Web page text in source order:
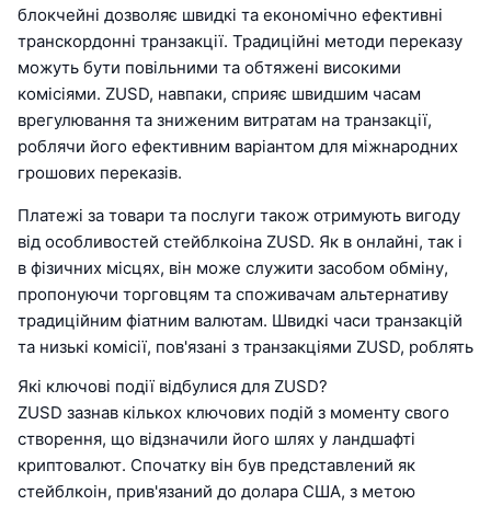
блокчейні дозволяє швидкі та економічно ефективні
транскордонні транзакції. Традиційні методи переказу
можуть бути повільними та обтяжені високими
комісіями. ZUSD, навпаки, сприяє швидшим часам
врегулювання та зниженим витратам на транзакції,
роблячи його ефективним варіантом для міжнародних
грошових переказів.
Платежі за товари та послуги також отримують вигоду
від особливостей стейблкоіна ZUSD. Як в онлайні, так і
в фізичних місцях, він може служити засобом обміну,
пропонуючи торговцям та споживачам альтернативу
традиційним фіатним валютам. Швидкі часи транзакцій
та низькі комісії, пов'язані з транзакціями ZUSD, роблять
Які ключові події відбулися для ZUSD?
ZUSD зазнав кількох ключових подій з моменту свого
створення, що відзначили його шлях у ландшафті
криптовалют. Спочатку він був представлений як
стейблкоін, прив'язаний до долара США, з метою